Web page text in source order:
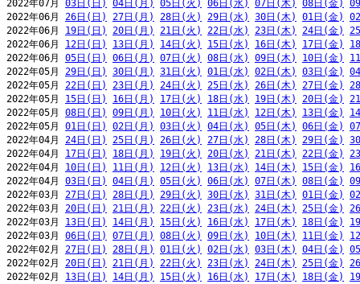
2022年07月 03日(日) 04日(月) 05日(火) 06日(水) 07日(木) 08日(金)
2022年06月 26日(日) 27日(月) 28日(火) 29日(水) 30日(木) 01日(金)
2022年06月 19日(日) 20日(月) 21日(火) 22日(水) 23日(木) 24日(金)
2022年06月 12日(日) 13日(月) 14日(火) 15日(水) 16日(木) 17日(金)
2022年06月 05日(日) 06日(月) 07日(火) 08日(水) 09日(木) 10日(金)
2022年05月 29日(日) 30日(月) 31日(火) 01日(水) 02日(木) 03日(金)
2022年05月 22日(日) 23日(月) 24日(火) 25日(水) 26日(木) 27日(金)
2022年05月 15日(日) 16日(月) 17日(火) 18日(水) 19日(木) 20日(金)
2022年05月 08日(日) 09日(月) 10日(火) 11日(水) 12日(木) 13日(金)
2022年05月 01日(日) 02日(月) 03日(火) 04日(水) 05日(木) 06日(金)
2022年04月 24日(日) 25日(月) 26日(火) 27日(水) 28日(木) 29日(金)
2022年04月 17日(日) 18日(月) 19日(火) 20日(水) 21日(木) 22日(金)
2022年04月 10日(日) 11日(月) 12日(火) 13日(水) 14日(木) 15日(金)
2022年04月 03日(日) 04日(月) 05日(火) 06日(水) 07日(木) 08日(金)
2022年03月 27日(日) 28日(月) 29日(火) 30日(水) 31日(木) 01日(金)
2022年03月 20日(日) 21日(月) 22日(火) 23日(水) 24日(木) 25日(金)
2022年03月 13日(日) 14日(月) 15日(火) 16日(水) 17日(木) 18日(金)
2022年03月 06日(日) 07日(月) 08日(火) 09日(水) 10日(木) 11日(金)
2022年02月 27日(日) 28日(月) 01日(火) 02日(水) 03日(木) 04日(金)
2022年02月 20日(日) 21日(月) 22日(火) 23日(水) 24日(木) 25日(金)
2022年02月 13日(日) 14日(月) 15日(火) 16日(水) 17日(木) 18日(金)